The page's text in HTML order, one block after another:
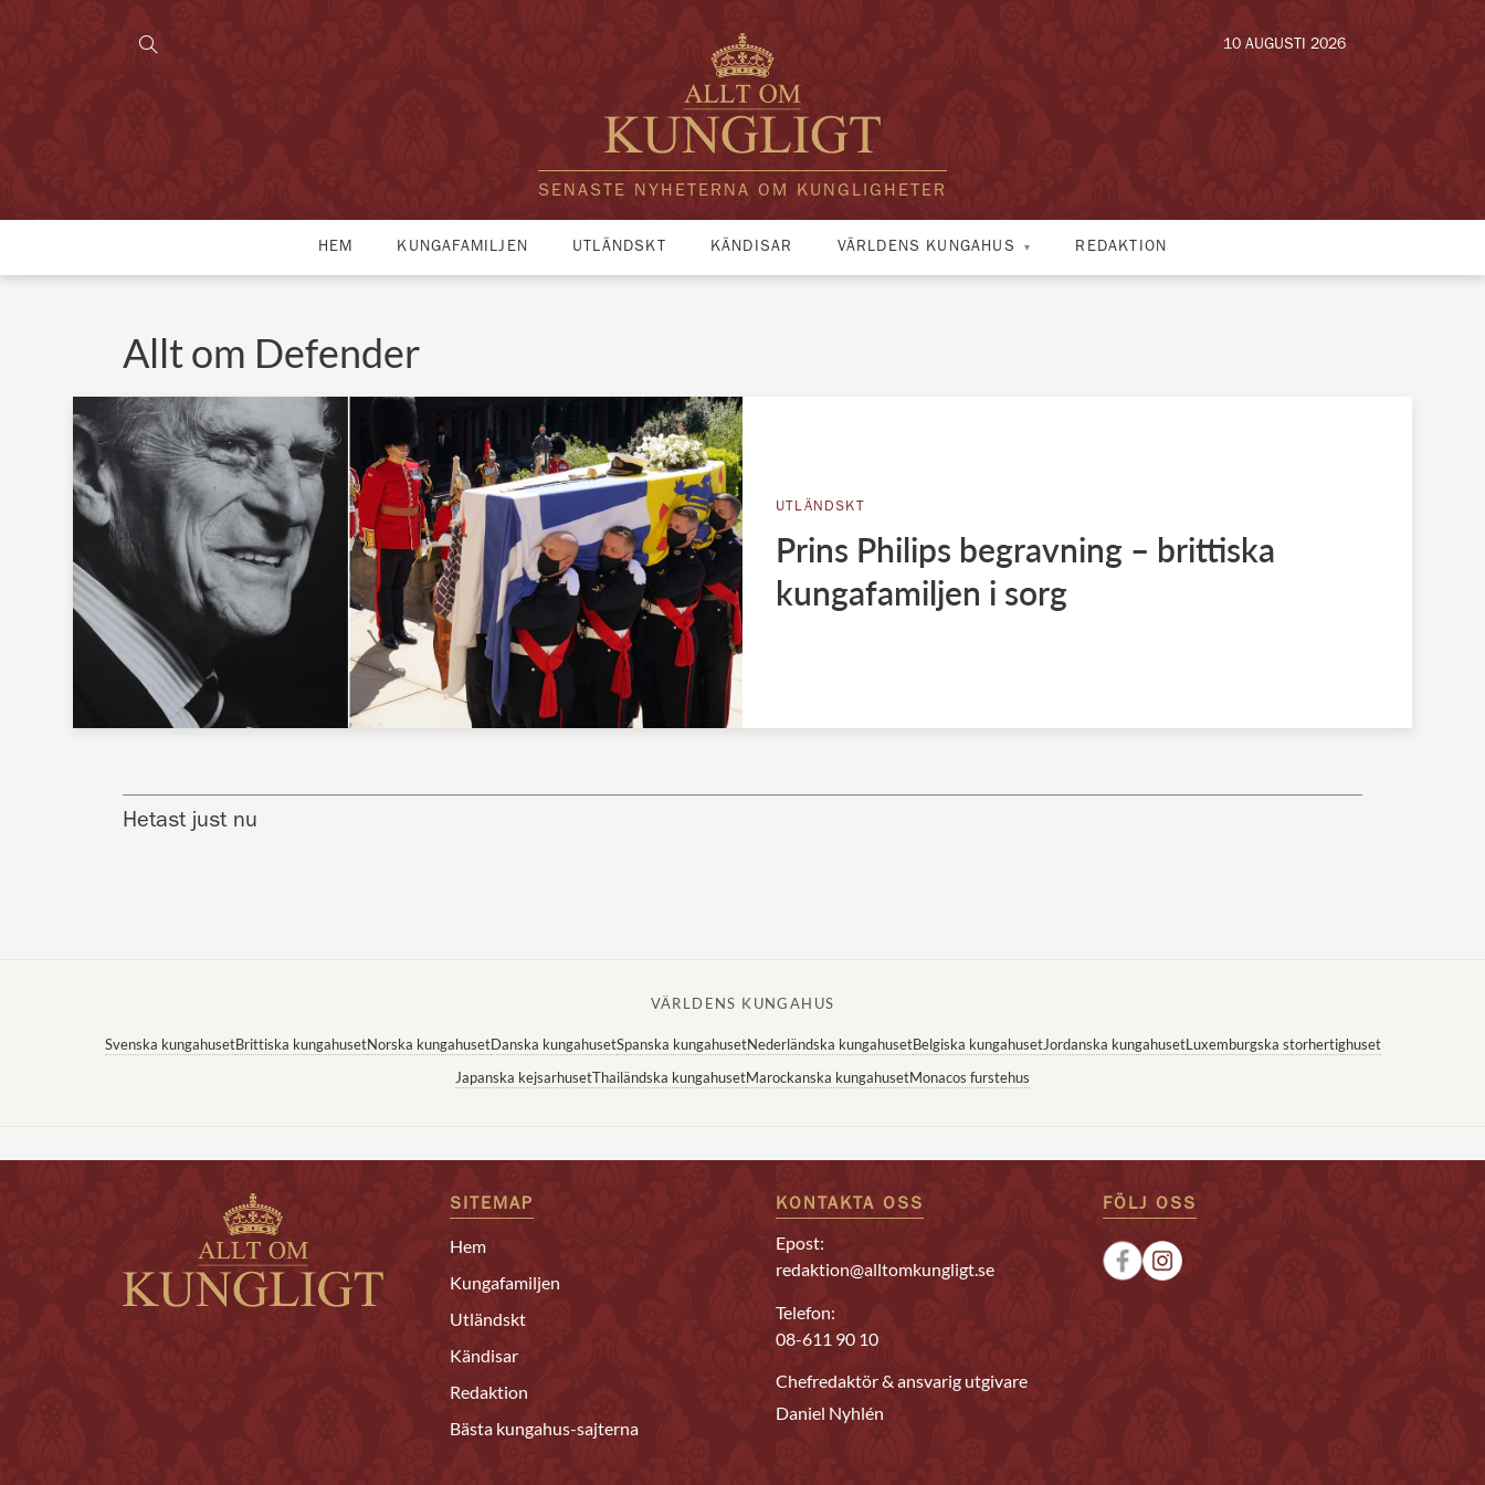
SENASTE NYHETERNA OM KUNGLIGHETER
10 AUGUSTI 2026
HEM KUNGAFAMILJEN UTLÄNDSKT KÄNDISAR VÄRLDENS KUNGAHUS REDAKTION
Allt om Defender
UTLÄNDSKT
Prins Philips begravning – brittiska
kungafamiljen i sorg
Hetast just nu
VÄRLDENS KUNGAHUS
Svenska kungahusetBrittiska kungahusetNorska kungahusetDanska kungahusetSpanska kungahusetNederländska kungahusetBelgiska kungahusetJordanska kungahusetLuxemburgska storhertighuset
Japanska kejsarhusetThailändska kungahusetMarockanska kungahusetMonacos furstehus
SITEMAP
Hem
Kungafamiljen
Utländskt
Kändisar
Redaktion
Bästa kungahus-sajterna
KONTAKTA OSS
Epost:
redaktion@alltomkungligt.se
Telefon:
08-611 90 10
Chefredaktör & ansvarig utgivare
Daniel Nyhlén
FÖLJ OSS